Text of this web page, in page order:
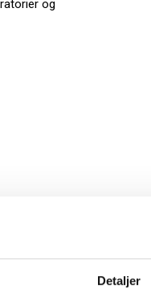
Detaljer
og